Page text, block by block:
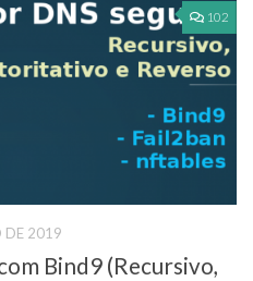
102
DE 2019
Bind9 (Recursivo,